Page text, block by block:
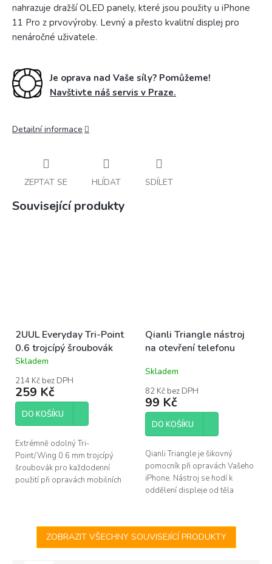
nahrazuje dražší OLED panely, které jsou použity u iPhone
11 Pro z prvovýroby. Levný a přesto kvalitní displej pro
nenáročné uživatele.
Je oprava nad Vaše síly? Pomůžeme!
Navštivte náš servis v Praze.
Detailní informace
ZEPTAT SE HLÍDAT SDÍLET
Související produkty
2UUL Everyday Tri-Point
0.6 trojcípý šroubovák
Průměrné
produktu
je
5,0
hvězdiček.
Skladem
214 Kč bez DPH
259 Kč
DO KOŠÍKU
Extrémně odolný Tri-
Point/Wing 0.6 mm trojcípý
šroubovák pro každodenní
použití při opravách mobilních
Qianli Triangle nástroj
na otevření telefonu
Skladem
82 Kč bez DPH
99 Kč
DO KOŠÍKU
Qianli Triangle je šikovný
pomocník při opravách Vašeho
iPhone. Nástroj se hodí k
oddělení displeje od těla
tenký, avšak...
ZOBRAZIT VŠECHNY SOUVISEJÍCÍ PRODUKTY